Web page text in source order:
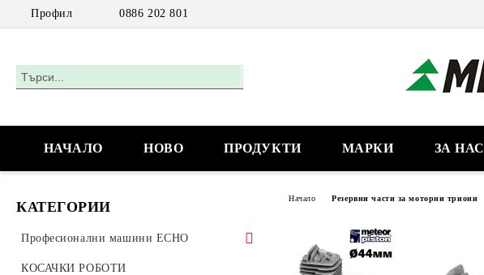
Профил 0886 202 801
НАЧАЛО НОВО ПРОДУКТИ МАРКИ ЗА НАС
КАТЕГОРИИ
Професионални машини ECHO
Акумулаторни машини
КОСАЧКИ РОБОТИ
Начало Резервни части за моторни триони